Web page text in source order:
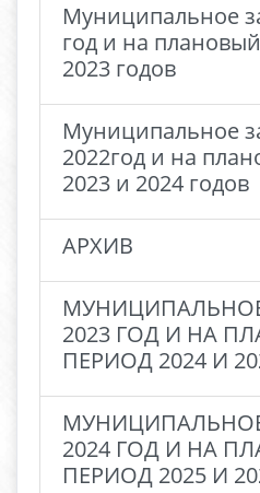
Муниципальное
год и на
2023 годов
Муниципальное
2022год и на
2023 и 2024 годов
АРХИВ
2023 ГОД И НА
ПЕРИОД 2024 И
2024 ГОД И НА
ПЕРИОД 2025 И